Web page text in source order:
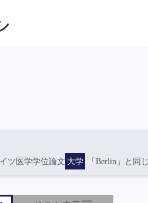
ツ医学学位論文 大学 「Berlin」と同じ